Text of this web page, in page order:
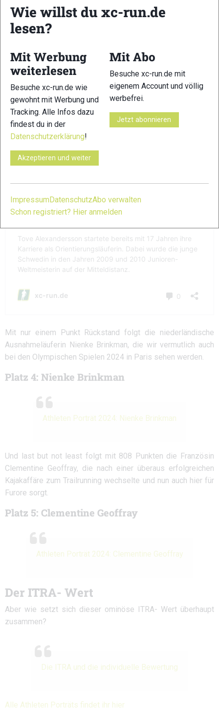
einem Punktestand von 812 ITRA- Punkten den dritten Rang.
Interessant ist die Tatsache, dass ihr für das in unseren
Breitenkreisen relativ unbekannte Rennen Barbudo Trail –
Punkte zugesprochen wurden und als Beispiel die
überragende Dauwalter für einen UTMB- Sieg „nur“ 801
Punkte bekommen hat.
Platz 3: Tove Alexandersson
Mit nur einem Punkt Rückstand folgt die niederländische
Ausnahmeläuferin Nienke Brinkman, die wir vermutlich auch
bei den Olympischen Spielen 2024 in Paris sehen werden.
Platz 4: Nienke Brinkman
Athleten Porträt 2024: Nienke Brinkman
Und last but not least folgt mit 808 Punkten die Französin
Clementine Geoffray, die nach einer überaus erfolgreichen
Kajakaffäre zum Trailrunning wechselte und nun auch hier für
Furore sorgt.
Platz 5: Clementine Geoffray
Athleten Porträt 2024: Clementine Geoffray
Der ITRA- Wert
Aber wie setzt sich dieser ominöse ITRA- Wert überhaupt
zusammen?
Die ITRA und die individuelle Bewertung
Alle Athleten Porträts findet ihr hier
Wie willst du xc-run.de
lesen?
Mit Werbung
weiterlesen
Besuche xc-run.de wie
gewohnt mit Werbung und
Tracking. Alle Infos dazu
findest du in der
Datenschutzerklärung!
Akzeptieren und weiter
Mit Abo
Besuche xc-run.de mit
eigenem Account und völlig
werbefrei.
Jetzt abonnieren
ImpressumDatenschutzAbo verwalten
Schon registriert? Hier anmelden